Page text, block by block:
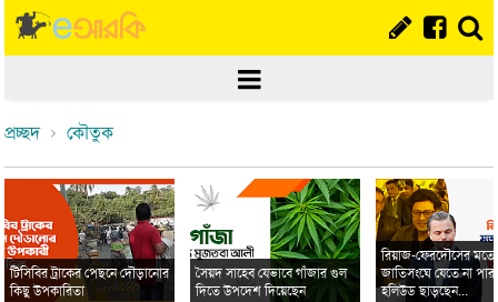
প্রচ্ছদ কৌতুক
টিসিবির ট্রাকের পেছনে দৌড়ানোর
কিছু উপকারিতা
সৈয়দ সাহেব যেভাবে গাঁজার গুল
দিতে উপদেশ দিয়েছেন
রিয়াজ-ফেরদৌসের মতো
জাতিসংঘে যেতে না
হলিউড ছাড়ছেন...